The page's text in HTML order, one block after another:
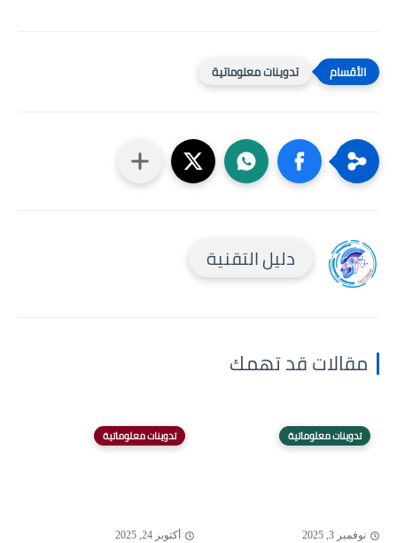
تدوينات معلوماتية
دليل التقنية
مقالات قد تهمك
تدوينات معلوماتية
نوفمبر 3, 2025
تدوينات معلوماتية
أكتوبر 24, 2025